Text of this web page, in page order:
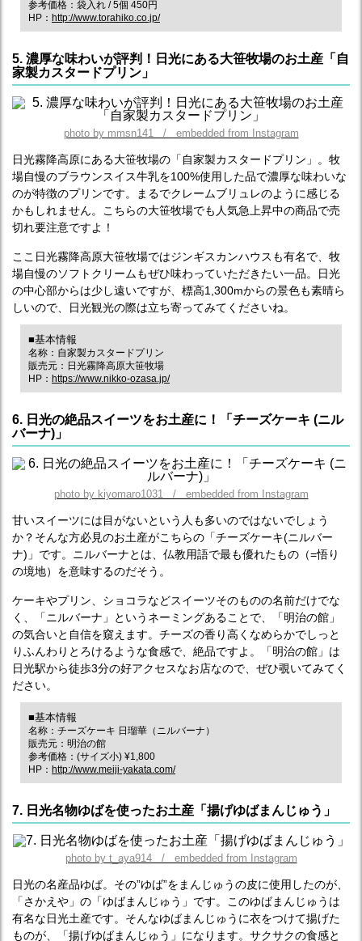
参考価格：袋入れ / 5個 450円
HP： http://www.torahiko.co.jp/
5. 濃厚な味わいが評判！日光にある大笹牧場のお土産「自
家製カスタードプリン」
photo by mmsn141 / embedded from Instagram
日光霧降高原にある大笹牧場の「自家製カスタードプリン」。牧
場自慢のブラウンスイス牛乳を100%使用した品で濃厚な味わいな
のが特徴のプリンです。まるでクレームブリュレのように感じる
かもしれません。こちらの大笹牧場でも人気急上昇中の商品で売
切れ要注意ですよ！
ここ日光霧降高原大笹牧場ではジンギスカンハウスも有名で、牧
場自慢のソフトクリームもぜひ味わっていただきたい一品。日光
の中心部からは少し遠いですが、標高1,300mからの景色も素晴ら
しいので、日光観光の際は立ち寄ってみてくださいね。
■基本情報
名称：自家製カスタードプリン
販売元：日光霧降高原大笹牧場
HP： https://www.nikko-ozasa.jp/
6. 日光の絶品スイーツをお土産に！「チーズケーキ (ニル
バーナ)」
photo by kiyomaro1031 / embedded from Instagram
甘いスイーツには目がないという人も多いのではないでしょう
か？そんな方必見のお土産がこちらの「チーズケーキ(ニルバー
ナ)」です。ニルバーナとは、仏教用語で最も優れたもの（=悟り
の境地）を意味するのだそう。
ケーキやプリン、ショコラなどスイーツそのものの名前だけでな
く、「ニルバーナ」というネーミングあることで、「明治の館」
の気合いと自信を窺えます。チーズの香り高くなめらかでしっと
りふんわりとろけるような食感で、絶品ですよ。「明治の館」は
日光駅から徒歩3分の好アクセスなお店なので、ぜひ覗いてみてく
ださい。
■基本情報
名称：チーズケーキ 日瑠華（ニルバーナ）
販売元：明治の館
参考価格：(サイズ小) ¥1,800
HP： http://www.meiji-yakata.com/
7. 日光名物ゆばを使ったお土産「揚げゆばまんじゅう」
photo by t_aya914 / embedded from Instagram
日光の名産品ゆば。その”ゆば”をまんじゅうの皮に使用したのが、
「さかえや」の「ゆばまんじゅう」です。このゆばまんじゅうは
有名な日光土産です。そんなゆばまんじゅうに衣をつけて揚げた
ものが、「揚げゆばまんじゅう」になります。サクサクの食感と